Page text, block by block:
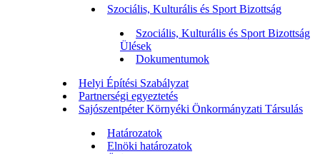
Szociális, Kulturális és Sport Bizottság
Szociális, Kulturális és Sport Bizottság
Ülések
Dokumentumok
Helyi Építési Szabályzat
Partnerségi egyeztetés
Sajószentpéter Környéki Önkormányzati Társulás
Határozatok
Elnöki határozatok